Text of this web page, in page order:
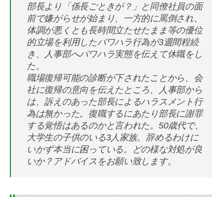
部長より「係長ごときが？」と同僚社員の面
前で嫌がらせが始まり、一方的に罵倒され、
体調が悪くとも長時間立たせたまま等の優位
的立場を利用したパワハラ行為が3週間程続
き、人事部へパワハラ実態を伝えて休職をし
た。
職場復帰可能の診断が下されたことから、会
社に復帰の意向を伝えたところ、人事部から
は、訴えのあった部長によるハラスメント行
為は無かった。復職するにあたり部長に謝罪
する覚悟はあるのかと言われた。50歳代で、
大学生の子供のいる3人家族。辞めるわけに
いかず本当に困っている。どの様な対処が良
いか？アドバイスをお願い致します。